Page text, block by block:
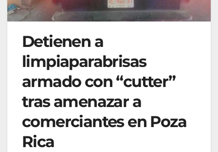
Detienen a
limpiaparabrisas
armado con “cutter”
tras amenazar a
comerciantes en Poza
Rica